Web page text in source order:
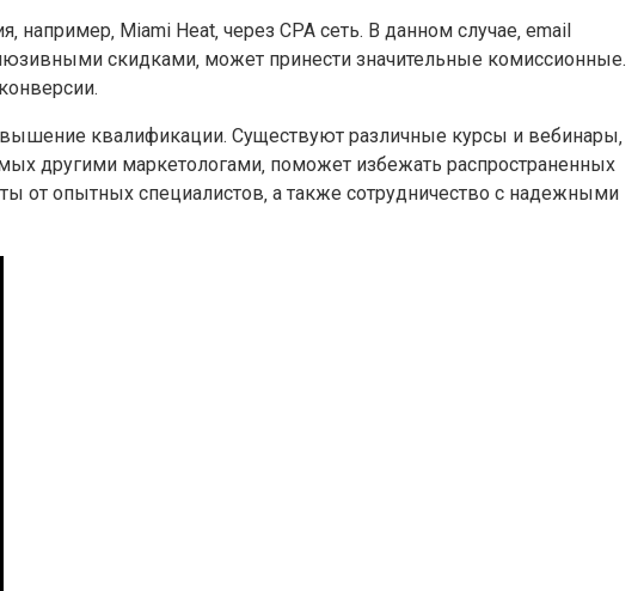
Miami Heat‚ через CPA сеть. В данном случае‚ email
скидками‚ может принести значительные комиссионные.
квалификации. Существуют различные курсы и вебинары‚
другими маркетологами‚ поможет избежать распространенных
от опытных специалистов‚ а также сотрудничество с надежными